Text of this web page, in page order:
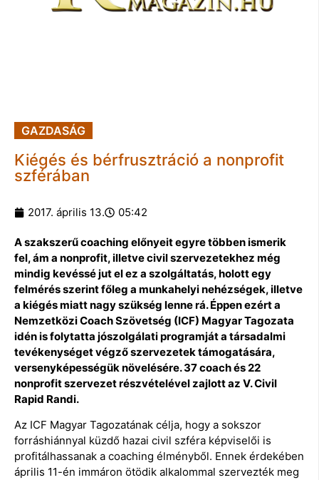
GAZDASÁG
Kiégés és bérfrusztráció a nonprofit
szférában
2017. április 13. 05:42
A szakszerű coaching előnyeit egyre többen ismerik
fel, ám a nonprofit, illetve civil szervezetekhez még
mindig kevéssé jut el ez a szolgáltatás, holott egy
felmérés szerint főleg a munkahelyi nehézségek, illetve
a kiégés miatt nagy szükség lenne rá. Éppen ezért a
Nemzetközi Coach Szövetség (ICF) Magyar Tagozata
idén is folytatta jószolgálati programját a társadalmi
tevékenységet végző szervezetek támogatására,
versenyképességük növelésére. 37 coach és 22
nonprofit szervezet részvételével zajlott az V. Civil
Rapid Randi.
Az ICF Magyar Tagozatának célja, hogy a sokszor
forráshiánnyal küzdő hazai civil szféra képviselői is
profitálhassanak a coaching élményből. Ennek érdekében
április 11-én immáron ötödik alkalommal szervezték meg